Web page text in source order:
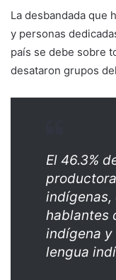
La desbandada que
y personas
país se debe sobre
desataron grupos
El 46.3%
indígenas,
hablantes
indígena y
lengua